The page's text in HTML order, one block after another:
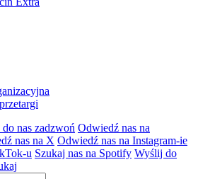
nas zadzwoń Odwiedź nas na
nas na X Odwiedź nas na Instagram-ie
u Szukaj nas na Spotify Wyślij do